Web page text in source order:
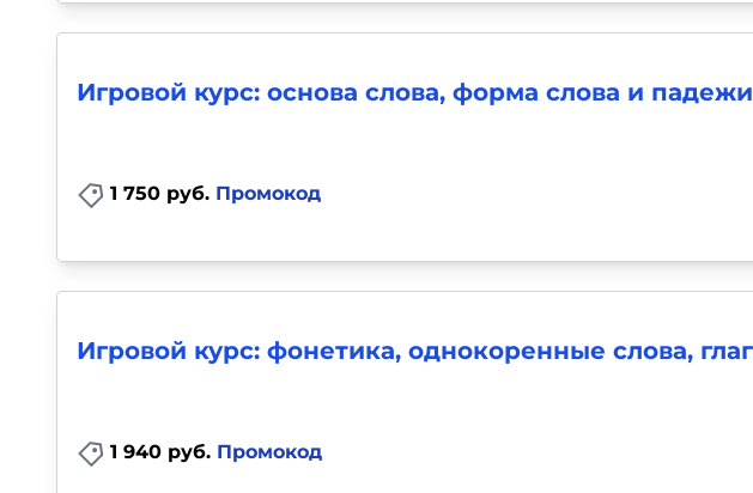
Игровой курс: основа слова, форма слова и падежи
1 750 руб. Промокод
Игровой курс: фонетика, однокоренные слова,
1 940 руб. Промокод